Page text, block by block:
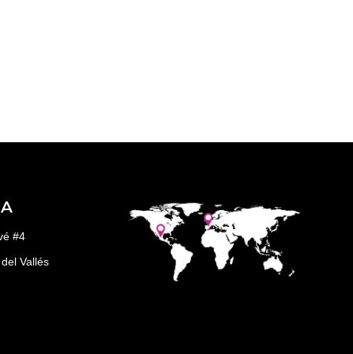
#4
Vallés